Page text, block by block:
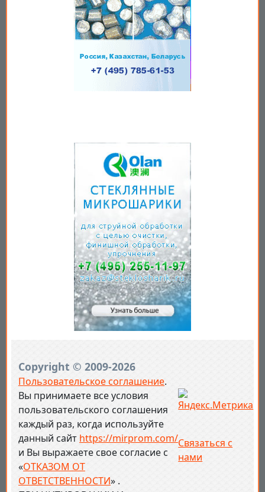
Copyright © 2009-2026
Пользовательское соглашение.
Вы принимаете все условия
пользовательского соглашения
каждый раз, когда используйте
данный сайт https://mirprom.com/
и Вы выражаете свое согласие с
«ОТКАЗОМ ОТ
ОТВЕТСТВЕННОСТИ» .
Связаться с
нами